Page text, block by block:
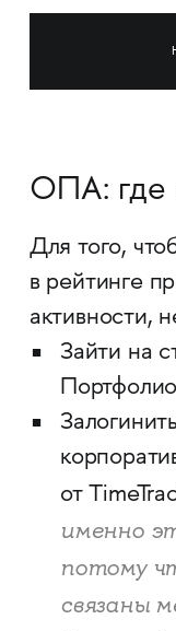
ОПА: где
Для того,
в рейтинге
активности,
Зайти на
от
именно
потому
связаны